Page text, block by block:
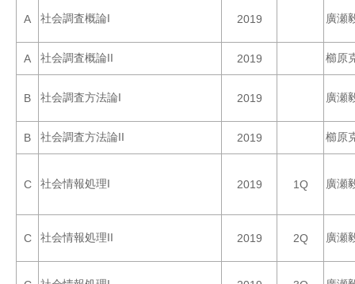
A 社会調査概論I 2019 廣瀬
A 社会調査概論II 2019 櫛原
B 社会調査方法論I 2019 廣瀬
B 社会調査方法論II 2019 櫛原
C 社会情報処理I 2019 1Q 廣瀬
C 社会情報処理II 2019 2Q 廣瀬